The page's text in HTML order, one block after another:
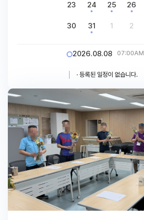
23 24 25 26
30 31 1 2
2026.08.08 07:00AM
· 등록된 일정이 없습니다.